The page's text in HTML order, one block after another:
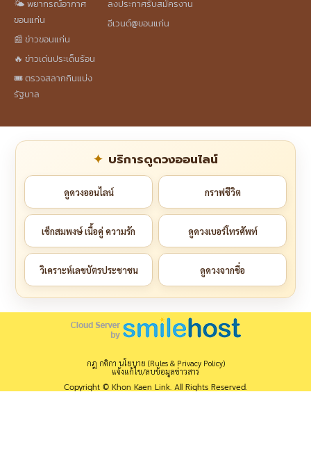
🌤️ พยากรณ์อากาศ
ขอนแก่น
📰 ข่าวขอนแก่น
🔥 ข่าวเด่นประเด็นร้อน
🎟️ ตรวจสลากกินแบ่ง
รัฐบาล
ลงประกาศรับสมัครงาน
อีเวนต์@ขอนแก่น
บริการดูดวงออนไลน์
ดูดวงออนไลน์ กราฟชีวิต
เช็กสมพงษ์ เนื้อคู่ ความรัก ดูดวงเบอร์โทรศัพท์
วิเคราะห์เลขบัตรประชาชน ดูดวงจากชื่อ
กฎ กติกา นโยบาย (Rules & Privacy Policy)
แจ้งแก้ไข/ลบข้อมูลข่าวสาร
Copyright © Khon Kaen Link. All Rights Reserved.